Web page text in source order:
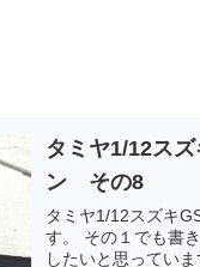
タミヤ1/12ス
ン その8
タミヤ1/12スズキ
す。 その１でも書きましたが、今回は、ブルー＆シルバーのカタナに
したいと思っていま